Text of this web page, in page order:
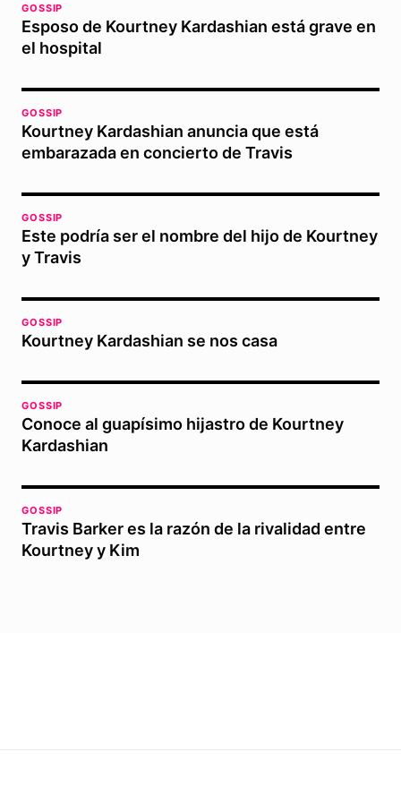
GOSSIP
Esposo de Kourtney Kardashian está grave en
el hospital
GOSSIP
Kourtney Kardashian anuncia que está
embarazada en concierto de Travis
GOSSIP
Este podría ser el nombre del hijo de Kourtney
y Travis
GOSSIP
Kourtney Kardashian se nos casa
GOSSIP
Conoce al guapísimo hijastro de Kourtney
Kardashian
GOSSIP
Travis Barker es la razón de la rivalidad entre
Kourtney y Kim